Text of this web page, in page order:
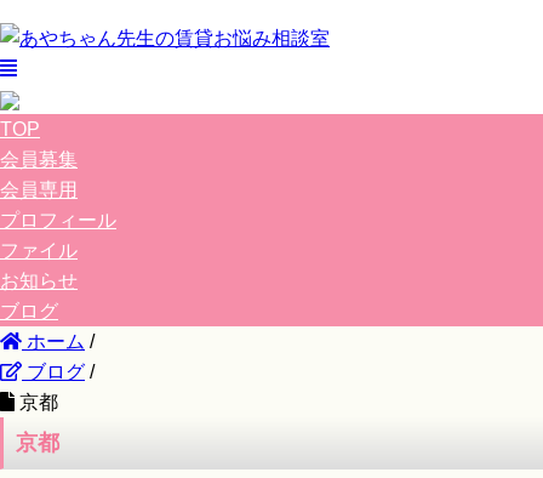
TOP
会員募集
会員専用
プロフィール
ファイル
お知らせ
ブログ
ホーム /
ブログ /
京都
京都